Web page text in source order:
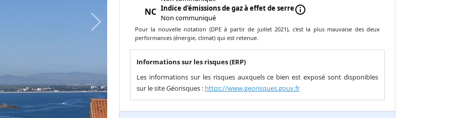
Next
NC Indice d'émissions de gaz à effet de serre
Non communiqué
info
Pour la nouvelle notation (DPE à partir de juillet 2021), c'est la plus mauvaise des deux
performances (énergie, climat) qui est retenue.
Informations sur les risques (ERP)
Les informations sur les risques auxquels ce bien est exposé sont disponibles
sur le site Géorisques : https://www.georisques.gouv.fr